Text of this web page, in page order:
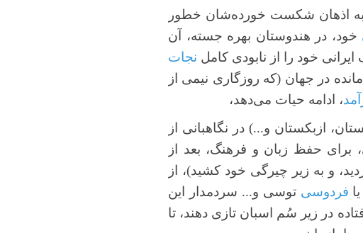
به اذهان شکست خورده‌شان خطور
خود، در هندوستان بهره جسته، آن
خود را از نابودی کامل نجات
در جهان (که روزگاری نیمی از
، ادامه حیات می‌دهد،
ازبکستان و...) در نگاهبانی از
برای حفظ زبان و فرهنگ، بعد از
و به زیر چیرگی خود کشید)، از
فردوسی توسی و... سردمدار این
در زیر سُم اسبان تازی دهند، تا